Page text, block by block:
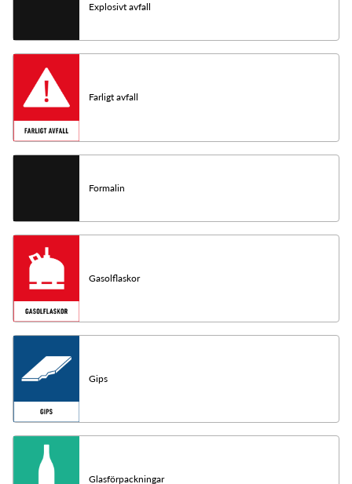
Explosivt avfall
Farligt avfall
Formalin
Gasolflaskor
Gips
Glasförpackningar